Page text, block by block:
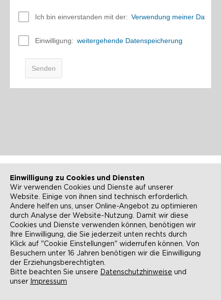
NEWSLETTER KONTAKT
ANFAHRT BARRIEREFREIHEIT
SUCHE AGB
DATENSCHUTZ
COOKIE-EINSTELLUNGEN
Einwilligung zu Cookies und Diensten
Wir verwenden Cookies und Dienste auf unserer
Website. Einige von ihnen sind technisch erforderlich.
Andere helfen uns, unser Online-Angebot zu optimieren
durch Analyse der Website-Nutzung. Damit wir diese
Cookies und Dienste verwenden können, benötigen wir
Ihre Einwilligung, die Sie jederzeit unten rechts durch
Klick auf "Cookie Einstellungen" widerrufen können. Von
Besuchern unter 16 Jahren benötigen wir die Einwilligung
der Erziehungsberechtigten.
Bitte beachten Sie unsere Datenschutzhinweise und
unser Impressum